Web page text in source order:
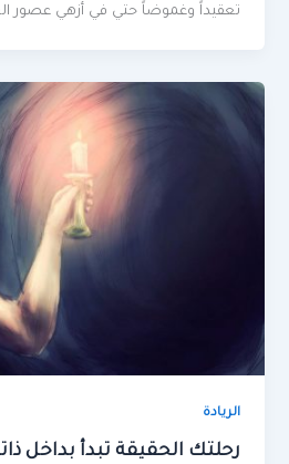
تعقيداً وغموضاً حتي في أزهي عصور
الريادة
رحلتك الحقيقة تبدأ بداخل